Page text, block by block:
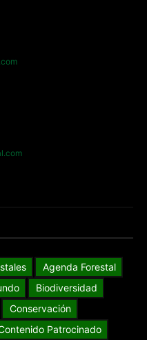
Agenda Forestal
Biodiversidad
Conservación
Patrocinado